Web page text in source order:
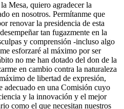
Mesa, quiero agradecer la
en nosotros. Permítanme que
renovar la presidencia de esta
tan fugazmente en la
y comprensión -incluso algo
esforzaré al máximo por ser
no me han dotado del don de la
en cambio contra la naturaleza
de libertad de expresión,
adecuado en una Comisión cuyo
y la innovación y el mejor
como el que necesitan nuestros